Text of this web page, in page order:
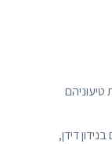
את טיעוניהם
דידן,